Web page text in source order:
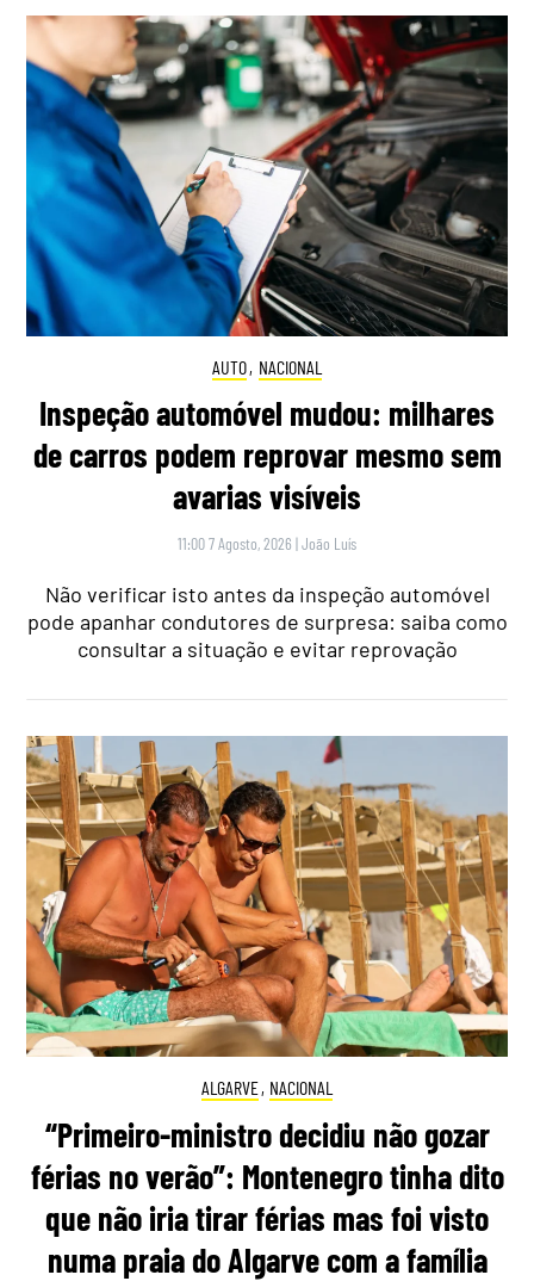
AUTO, NACIONAL
Inspeção automóvel mudou: milhares
de carros podem reprovar mesmo sem
avarias visíveis
11:00 7 Agosto, 2026 |João Luís
Não verificar isto antes da inspeção automóvel
pode apanhar condutores de surpresa: saiba como
consultar a situação e evitar reprovação
ALGARVE, NACIONAL
“Primeiro-ministro decidiu não gozar
férias no verão”: Montenegro tinha dito
que não iria tirar férias mas foi visto
numa praia do Algarve com a família